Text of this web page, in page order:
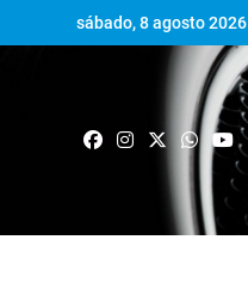
sábado, 8 agosto 2026